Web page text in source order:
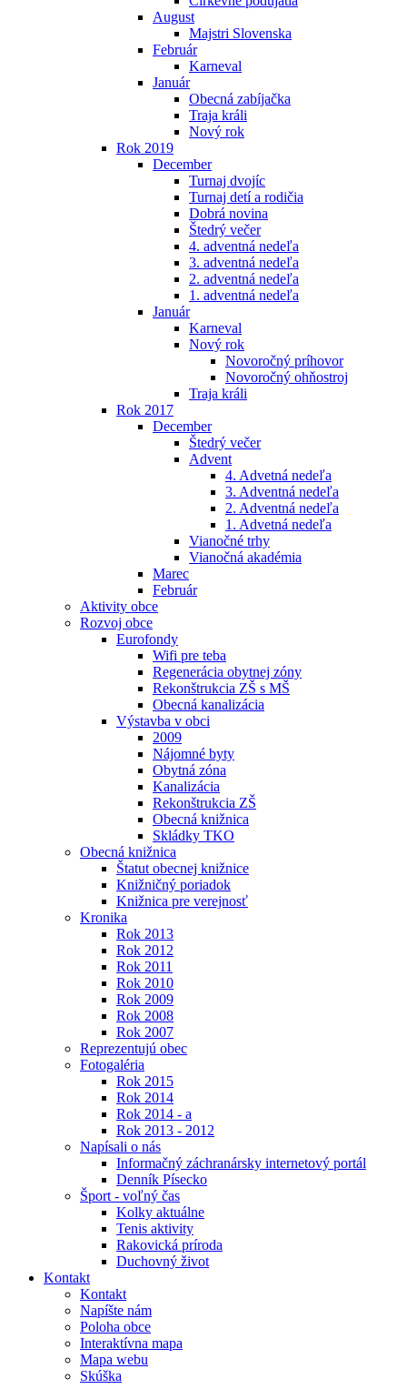
August
Majstri Slovenska
Február
Karneval
Január
Obecná zabíjačka
Traja králi
Nový rok
Rok 2019
December
Turnaj dvojíc
Turnaj detí a rodičia
Dobrá novina
Štedrý večer
4. adventná nedeľa
3. adventná nedeľa
2. adventná nedeľa
1. adventná nedeľa
Január
Karneval
Nový rok
Novoročný príhovor
Novoročný ohňostroj
Traja králi
Rok 2017
December
Štedrý večer
Advent
4. Advetná nedeľa
3. Adventná nedeľa
2. Adventná nedeľa
1. Advetná nedeľa
Vianočné trhy
Vianočná akadémia
Marec
Február
Aktivity obce
Rozvoj obce
Eurofondy
Wifi pre teba
Regenerácia obytnej zóny
Rekonštrukcia ZŠ s MŠ
Obecná kanalizácia
Výstavba v obci
2009
Nájomné byty
Obytná zóna
Kanalizácia
Rekonštrukcia ZŠ
Obecná knižnica
Skládky TKO
Obecná knižnica
Štatut obecnej knižnice
Knižničný poriadok
Knižnica pre verejnosť
Kronika
Rok 2013
Rok 2012
Rok 2011
Rok 2010
Rok 2009
Rok 2008
Rok 2007
Reprezentujú obec
Fotogaléria
Rok 2015
Rok 2014
Rok 2014 - a
Rok 2013 - 2012
Napísali o nás
Informačný záchranársky internetový portál
Denník Písecko
Šport - voľný čas
Kolky aktuálne
Tenis aktivity
Rakovická príroda
Duchovný život
Kontakt
Kontakt
Napíšte nám
Poloha obce
Interaktívna mapa
Mapa webu
Skúška